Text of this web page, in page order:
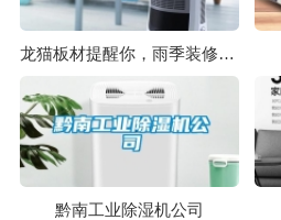
龙猫板材提醒你，雨季装修应特别注意防潮
黔南工业除湿机公司